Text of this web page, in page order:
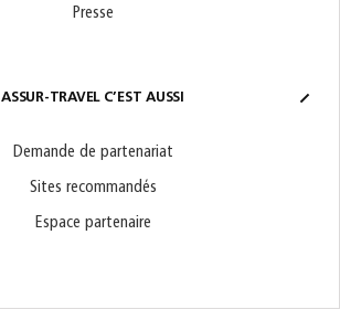
Presse
ASSUR-TRAVEL C’EST AUSSI
Demande de partenariat
Sites recommandés
Espace partenaire